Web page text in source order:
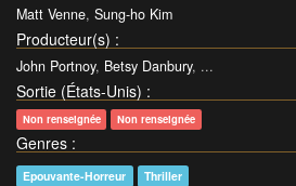
Matt Venne, Sung-ho Kim
Producteur(s) :
John Portnoy, Betsy Danbury, ...
Sortie (États-Unis) :
Non renseignée Non renseignée
Genres :
Epouvante-Horreur Thriller